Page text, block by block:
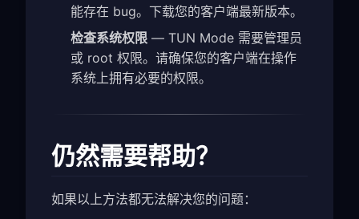
能存在 bug。下载您的客户端最新版本。
检查系统权限 — TUN Mode 需要管理员
或 root 权限。请确保您的客户端在操作
系统上拥有必要的权限。
仍然需要帮助？
如果以上方法都无法解决您的问题：